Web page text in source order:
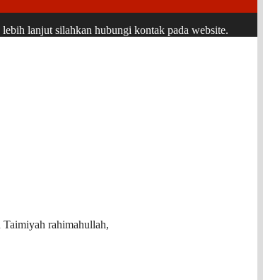
lanjut silahkan hubungi kontak pada website.
Taimiyah rahimahullah,